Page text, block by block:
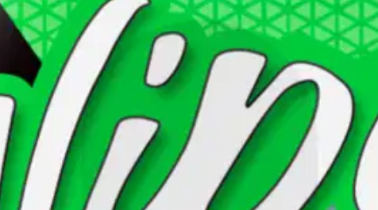
pakettiautomaattiin tai